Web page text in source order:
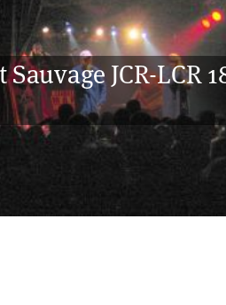
JCR-LCR